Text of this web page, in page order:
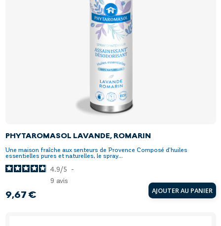
PHYTAROMASOL LAVANDE, ROMARIN
Une maison fraîche aux senteurs de Provence Composé d’huiles
essentielles pures et naturelles, le spray...
Prix
9,67 € AJOUTER AU PANIER
4.9/5 -
9 avis